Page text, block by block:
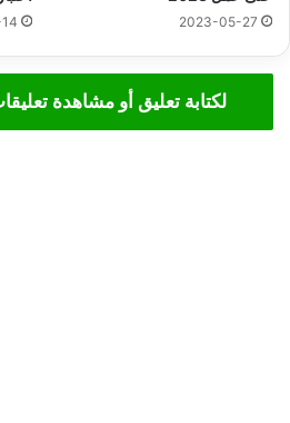
2023-05-27
لكتابة تعليق أو مشاهدة